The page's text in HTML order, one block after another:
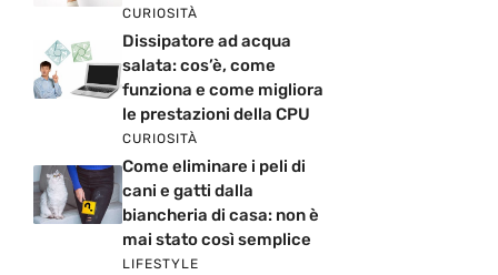
CURIOSITÀ
Dissipatore ad acqua
salata: cos’è, come
funziona e come migliora
le prestazioni della CPU
CURIOSITÀ
Come eliminare i peli di
cani e gatti dalla
biancheria di casa: non è
mai stato così semplice
LIFESTYLE